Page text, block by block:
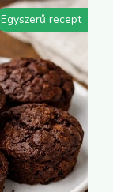
Egyszerű recept